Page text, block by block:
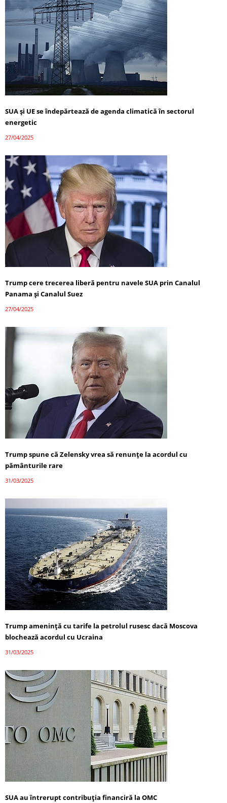
SUA și UE se îndepărtează de agenda climatică în sectorul
energetic
27/04/2025
Trump cere trecerea liberă pentru navele SUA prin Canalul
Panama și Canalul Suez
27/04/2025
Trump spune că Zelensky vrea să renunțe la acordul cu
pământurile rare
31/03/2025
Trump amenință cu tarife la petrolul rusesc dacă Moscova
blochează acordul cu Ucraina
31/03/2025
SUA au întrerupt contribuția financiră la OMC